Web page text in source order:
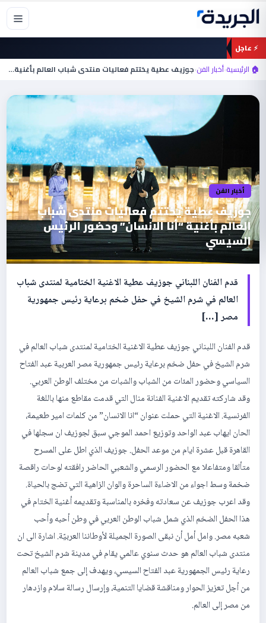
تخطي
المحتوى
⚡ عاجل
🏠 الرئيسية›أخبار الفن›جوزيف عطية يختتم فعاليات منتدى شباب العالم بأغنية…
أخبار الفن
جوزيف عطية يختتم فعاليات منتدى شباب
العالم بأغنية “أنا الانسان” وحضور الرئيس
السيسي
قدم الفنان اللبناني جوزيف عطية الاغنية الختامية لمنتدى شباب
العالم في شرم الشيخ في حفل ضخم برعاية رئيس جمهورية
مصر […]
قدم الفنان اللبناني جوزيف عطية الاغنية الختامية لمنتدى شباب العالم في
شرم الشيخ في حفل ضخم برعاية رئيس جمهورية مصر العربية عبد الفتاح
السياسي وحضور المئات من الشباب والشبات من مختلف الوطن العربي.
وقد شاركته تقديم الاغنية الفنانة منال التي قدمت مقاطع منها باللغة
الفرنسية. الاغنية التي حملت عنوان “انا الانسان” من كلمات امير طعيمة،
الحان ايهاب عبد الواحد وتوزيع احمد الموجي سبق لجوزيف ان سجلها في
القاهرة قبل عشرة ايام من موعد الحفل. جوزيف الذي اطل على المسرح
متألقا ومتفاعلا مع الحضور الرسمي والشعبي الحاضر رافقته لوحات راقصة
ضخمة وسط اجواء من الاضاءة الساحرة والوان الزاهية التي تضج بالحياة.
وقد اعرب جوزيف عن سعادته وفخره بالمناسبة وتقديمه أغنية الختام في
هذا الحفل الضخم الذي شمل شباب الوطن العربي في وطن أحبه وأحب
شعبه مصر. وامل أمل أن نبقى الصورة الجميلة لأوطاننا العربيّة. اشارة الى ان
منتدى شباب العالم هو حدث سنوي عالمي يقام في مدينة شرم الشيخ تحت
رعاية رئيس الجمهورية عبد الفتاح السيسي، ويهدف إلى جمع شباب العالم
من أجل تعزيز الحوار ومناقشة قضايا التنمية، وإرسال رسالة سلام وازدهار
من مصر إلى العالم.